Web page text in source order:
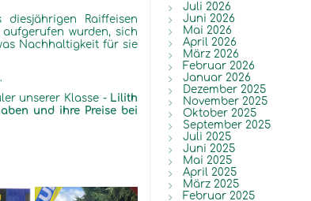
Raiffeisen
wurden, sich
Nachhaltigkeit für sie
unserer Klasse - Lilith
und ihre Preise bei
Juli 2026
Juni 2026
Mai 2026
April 2026
März 2026
Februar 2026
Januar 2026
Dezember 2025
November 2025
Oktober 2025
September 2025
Juli 2025
Juni 2025
Mai 2025
April 2025
März 2025
Februar 2025